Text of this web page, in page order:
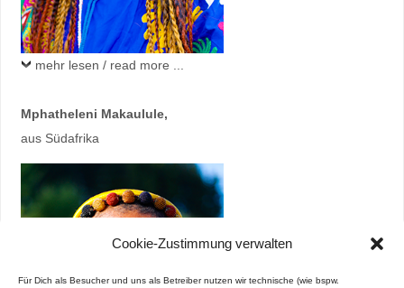
Cookie-Zustimmung verwalten
Für Dich als Besucher und uns als Betreiber nutzen wir technische (wie bspw.
mehr lesen / read more ...
Mphatheleni Makaulule,
aus Südafrika